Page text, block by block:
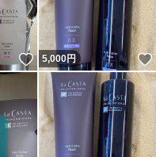
いいね！
5,000円